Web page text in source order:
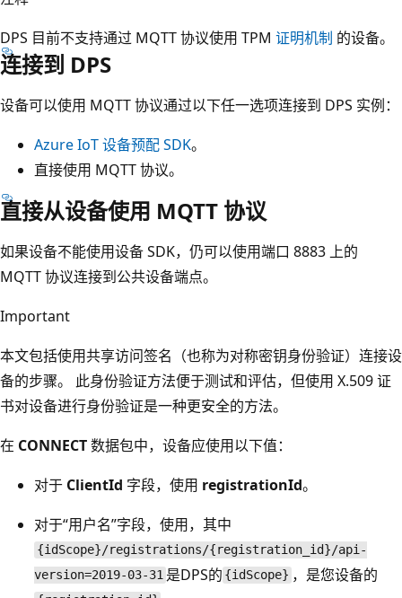
DPS 目前不支持通过 MQTT 协议使用 TPM 证明机制 的设备。
连接到 DPS
设备可以使用 MQTT 协议通过以下任一选项连接到 DPS 实例：
Azure IoT 设备预配 SDK。
直接使用 MQTT 协议。
直接从设备使用 MQTT 协议
如果设备不能使用设备 SDK，仍可以使用端口 8883 上的
MQTT 协议连接到公共设备端点。
Important
本文包括使用共享访问签名（也称为对称密钥身份验证）连接设
备的步骤。 此身份验证方法便于测试和评估，但使用 X.509 证
书对设备进行身份验证是一种更安全的方法。
在 CONNECT数据包中，设备应使用以下值：
对于 ClientId 字段，使用 registrationId。
对于“用户名”字段，使用，其中
{idScope}/registrations/{registration_id}/api-
version=2019-03-31 是DPS的 {idScope} ， 是您设备的